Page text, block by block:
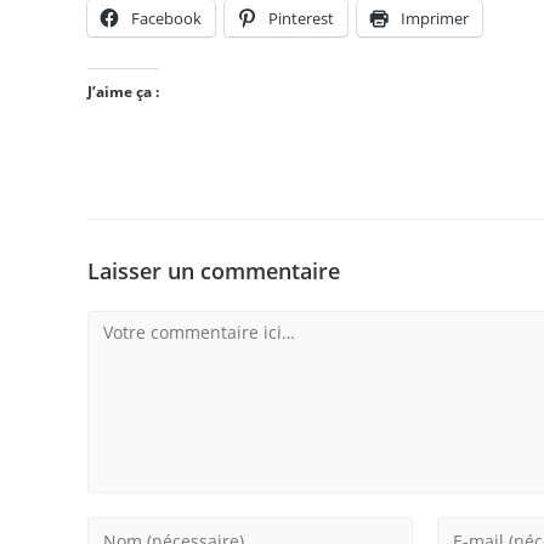
Facebook Pinterest Imprimer
J’aime ça :
Laisser un commentaire
Comment
Enter
Enter